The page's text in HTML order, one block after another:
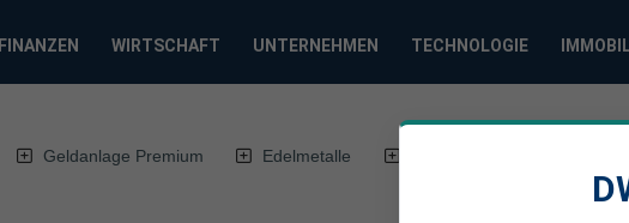
FINANZEN WIRTSCHAFT UNTERNEHMEN TECHNOLOGIE
Geldanlage Premium Edelmetalle